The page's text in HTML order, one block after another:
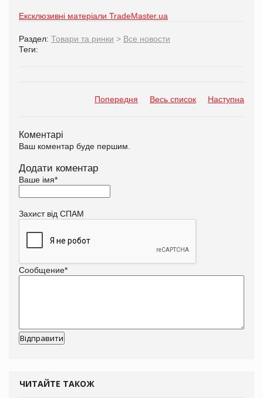
Ексклюзивні матеріали TradeMaster.ua
Раздел: Товари та ринки > Все новости
Теги:
Попередня Весь список Наступна
Коментарі
Ваш коментар буде першим.
Додати коментар
Ваше імя*
Захист від СПАМ
Сообщение*
ЧИТАЙТЕ ТАКОЖ